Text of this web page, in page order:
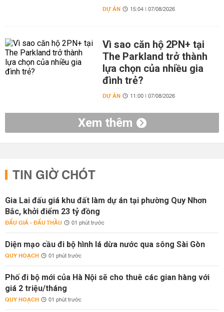
DỰ ÁN 15:04 | 07/08/2026
Vì sao căn hộ 2PN+ tại
The Parkland trở thành
lựa chọn của nhiều gia
đình trẻ?
DỰ ÁN 11:00 | 07/08/2026
Xem thêm
TIN GIỜ CHÓT
Gia Lai đấu giá khu đất làm dự án tại phường Quy Nhơn
Bắc, khởi điểm 23 tỷ đồng
ĐẤU GIÁ - ĐẤU THẦU 01 phút trước
Diện mạo cầu đi bộ hình lá dừa nước qua sông Sài Gòn
QUY HOẠCH 01 phút trước
Phố đi bộ mới của Hà Nội sẽ cho thuê các gian hàng với
giá 2 triệu/tháng
QUY HOẠCH 01 phút trước